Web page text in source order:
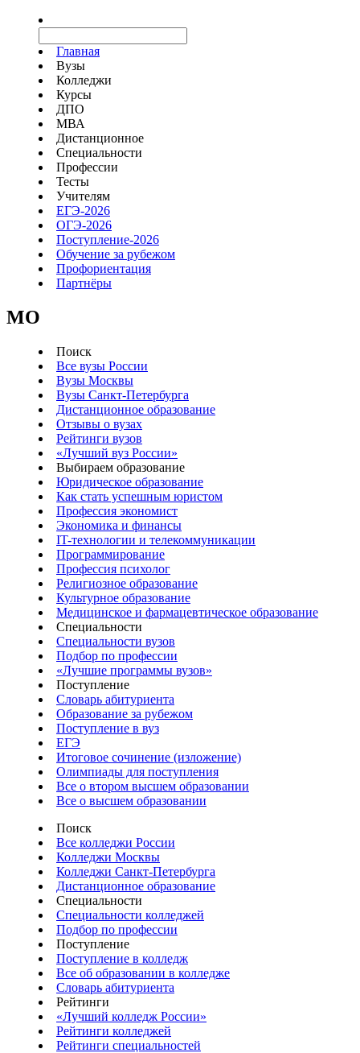
Главная
Вузы
Колледжи
Курсы
ДПО
МВА
Дистанционное
Специальности
Профессии
Тесты
Учителям
ЕГЭ-2026
ОГЭ-2026
Поступление-2026
Обучение за рубежом
Профориентация
Партнёры
MO
Поиск
Все вузы России
Вузы Москвы
Вузы Санкт-Петербурга
Дистанционное образование
Отзывы о вузах
Рейтинги вузов
«Лучший вуз России»
Выбираем образование
Юридическое образование
Как стать успешным юристом
Профессия экономист
Экономика и финансы
IT-технологии и телекоммуникации
Программирование
Профессия психолог
Религиозное образование
Культурное образование
Медицинское и фармацевтическое образование
Специальности
Специальности вузов
Подбор по профессии
«Лучшие программы вузов»
Поступление
Словарь абитуриента
Образование за рубежом
Поступление в вуз
ЕГЭ
Итоговое сочинение (изложение)
Олимпиады для поступления
Все о втором высшем образовании
Все о высшем образовании
Поиск
Все колледжи России
Колледжи Москвы
Колледжи Санкт-Петербурга
Дистанционное образование
Специальности
Специальности колледжей
Подбор по профессии
Поступление
Поступление в колледж
Все об образовании в колледже
Словарь абитуриента
Рейтинги
«Лучший колледж России»
Рейтинги колледжей
Рейтинги специальностей